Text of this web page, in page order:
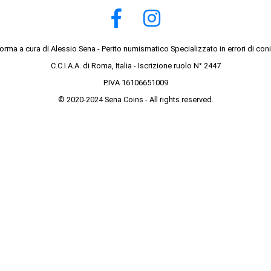
a cura di Alessio Sena - Perito numismatico Specializzato in errori di
C.C.I.A.A. di Roma, Italia - Iscrizione ruolo N° 2447
P.IVA 16106651009
© 2020-2024 Sena Coins - All rights reserved.